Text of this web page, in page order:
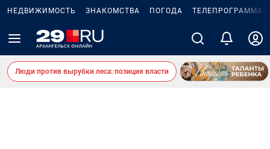
НЕДВИЖИМОСТЬ ЗНАКОМСТВА ПОГОДА ТЕЛЕПРОГРАММА
Люди против вырубки леса: позиция власти